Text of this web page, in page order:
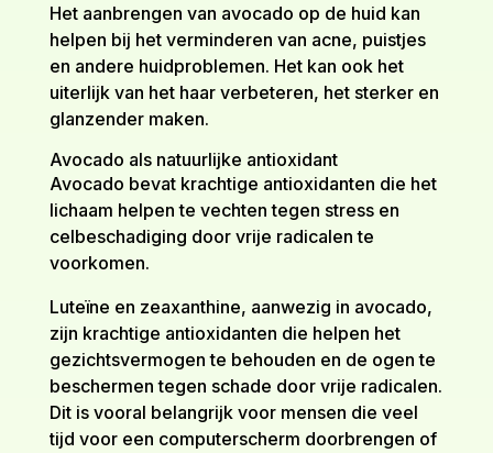
Het aanbrengen van avocado op de huid kan
helpen bij het verminderen van acne, puistjes
en andere huidproblemen. Het kan ook het
uiterlijk van het haar verbeteren, het sterker en
glanzender maken.
Avocado als natuurlijke antioxidant
Avocado bevat krachtige antioxidanten die het
lichaam helpen te vechten tegen stress en
celbeschadiging door vrije radicalen te
voorkomen.
Luteïne en zeaxanthine, aanwezig in avocado,
zijn krachtige antioxidanten die helpen het
gezichtsvermogen te behouden en de ogen te
beschermen tegen schade door vrije radicalen.
Dit is vooral belangrijk voor mensen die veel
tijd voor een computerscherm doorbrengen of